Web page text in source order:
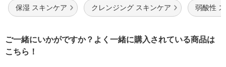
保湿 スキンケア クレンジング スキンケア 弱酸性
ご一緒にいかがですか？よく一緒に購入されている商品は
こちら！